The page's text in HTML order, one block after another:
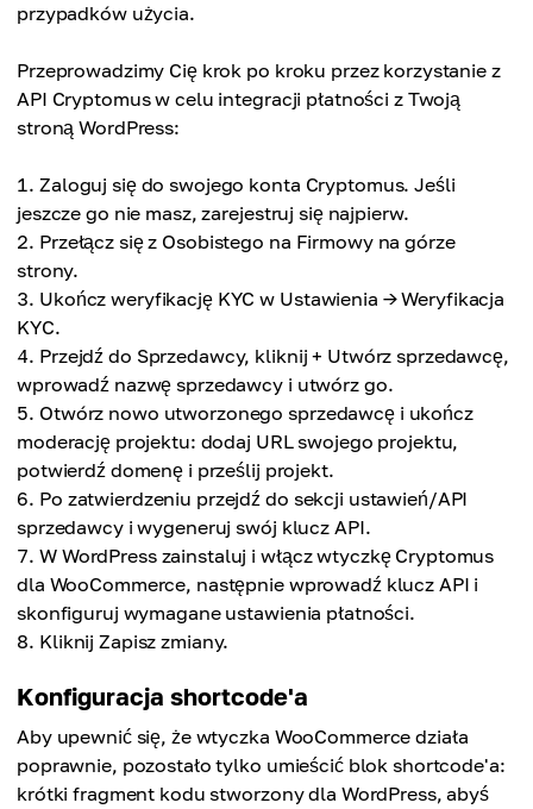
przypadków użycia.
Przeprowadzimy Cię krok po kroku przez korzystanie z
API Cryptomus w celu integracji płatności z Twoją
stroną WordPress:
Zaloguj się do swojego konta Cryptomus. Jeśli
jeszcze go nie masz, zarejestruj się najpierw.
Przełącz się z Osobistego na Firmowy na górze
strony.
Ukończ weryfikację KYC w Ustawienia → Weryfikacja
KYC.
Przejdź do Sprzedawcy, kliknij + Utwórz sprzedawcę,
wprowadź nazwę sprzedawcy i utwórz go.
Otwórz nowo utworzonego sprzedawcę i ukończ
moderację projektu: dodaj URL swojego projektu,
potwierdź domenę i prześlij projekt.
Po zatwierdzeniu przejdź do sekcji ustawień/API
sprzedawcy i wygeneruj swój klucz API.
W WordPress zainstaluj i włącz wtyczkę Cryptomus
dla WooCommerce, następnie wprowadź klucz API i
skonfiguruj wymagane ustawienia płatności.
Kliknij Zapisz zmiany.
Konfiguracja shortcode'a
Aby upewnić się, że wtyczka WooCommerce działa
poprawnie, pozostało tylko umieścić blok shortcode'a:
krótki fragment kodu stworzony dla WordPress, abyś